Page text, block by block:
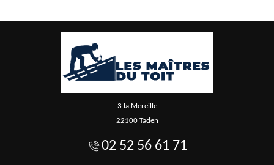
3 la Mereille
22100 Taden
02 52 56 61 71